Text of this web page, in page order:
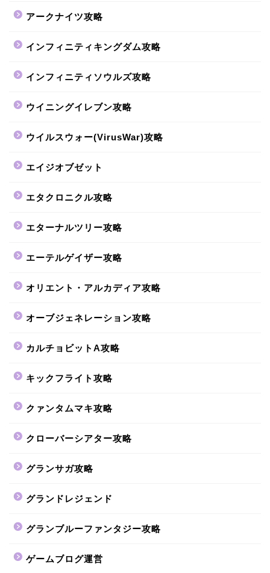
アークナイツ攻略
インフィニティキングダム攻略
インフィニティソウルズ攻略
ウイニングイレブン攻略
ウイルスウォー(VirusWar)攻略
エイジオブゼット
エタクロニクル攻略
エターナルツリー攻略
エーテルゲイザー攻略
オリエント・アルカディア攻略
オーブジェネレーション攻略
カルチョビットA攻略
キックフライト攻略
クァンタムマキ攻略
クローバーシアター攻略
グランサガ攻略
グランドレジェンド
グランブルーファンタジー攻略
ゲームブログ運営